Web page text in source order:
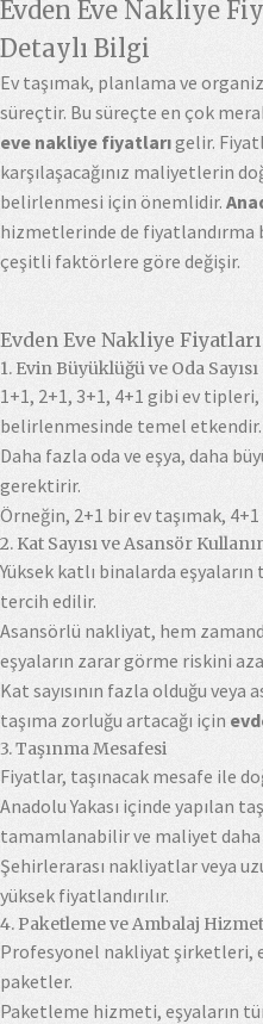
Evden Eve Nakliye
Detaylı Bilgi
Ev taşımak, planlama ve
süreçtir. Bu süreçte en çok
eve nakliye fiyatlarıgelir.
karşılaşacağınız maliyetlerin
belirlenmesi için önemlidir.
hizmetlerinde de fiyatlandırma
çeşitli faktörlere göre değişir.
Evden Eve Nakliye
1. Evin Büyüklüğü ve Oda Sayısı
1+1, 2+1, 3+1, 4+1 gibi ev
belirlenmesinde temel etkendir.
Daha fazla oda ve eşya, daha
gerektirir.
Örneğin, 2+1 bir ev taşımak,
2. Kat Sayısı ve Asansör
Yüksek katlı binalarda
tercih edilir.
Asansörlü nakliyat, hem
eşyaların zarar görme riskini
Kat sayısının fazla olduğu veya
taşıma zorluğu artacağı için
3. Taşınma Mesafesi
Fiyatlar, taşınacak mesafe ile
Anadolu Yakası içinde yapılan
tamamlanabilir ve maliyet daha
Şehirlerarası nakliyatlar veya
yüksek fiyatlandırılır.
4. Paketleme ve Ambalaj
Profesyonel nakliyat şirketleri,
paketler.
Paketleme hizmeti, eşyaların